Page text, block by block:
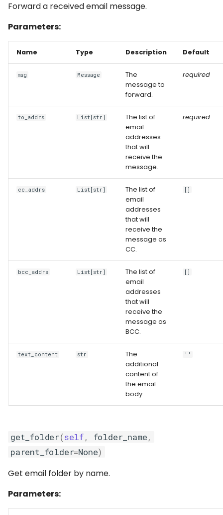
Forward a received email message.
Parameters:
Name Type Description Default
msg Message
The
message to
forward.
required
to_addrs List[str]
The list of
email
addresses
that will
receive the
message.
required
cc_addrs List[str]
The list of
email
addresses
that will
receive the
message as
CC.
[]
bcc_addrs List[str]
The list of
email
addresses
that will
receive the
message as
BCC.
[]
text_content str
The
additional
content of
the email
body.
''
get_folder(self, folder_name,
parent_folder=None)
Get email folder by name.
Parameters: